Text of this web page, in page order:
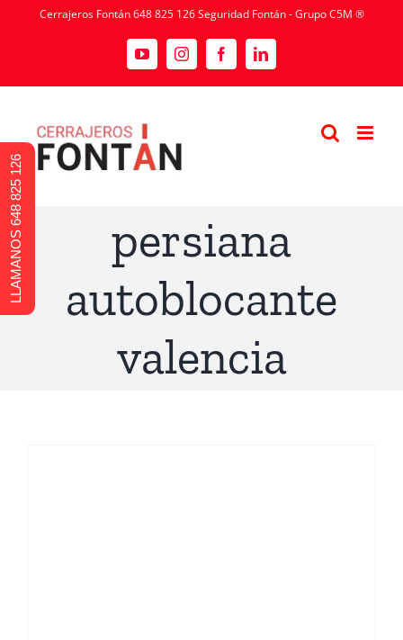
Cerrajeros Fontán 648 825 126 Seguridad Fontán - Grupo C5M ®
persiana
autoblocante
valencia
LLAMANOS 648 825 126